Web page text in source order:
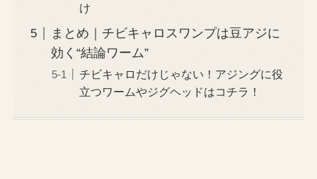
け
まとめ｜チビキャロスワンプは豆アジに
効く“結論ワーム”
チビキャロだけじゃない！アジングに役
立つワームやジグヘッドはコチラ！